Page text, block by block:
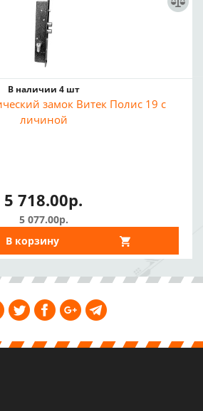
В наличии 4 шт
замок Витек Полис 19 с
личиной
5 718.00р.
5 077.00р.
В корзину